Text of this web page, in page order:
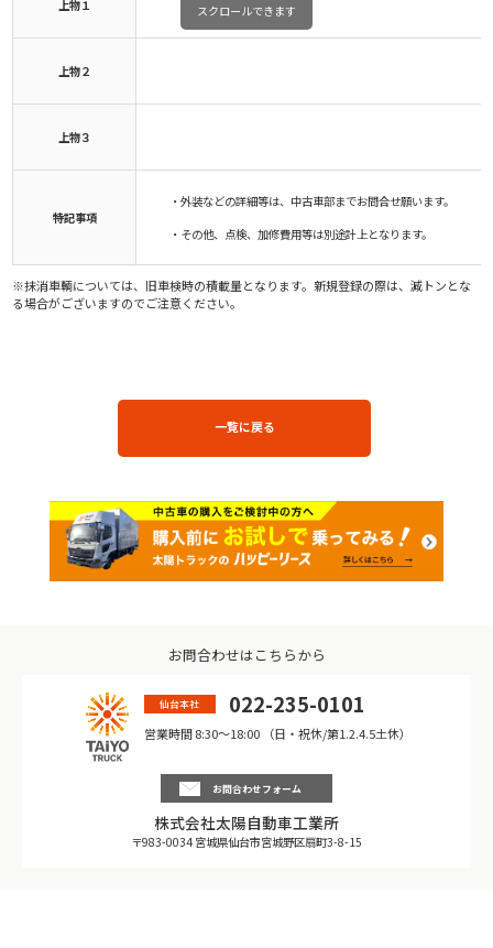
上物１
上物２
上物３
特記事項
・外装などの詳細等は、中古車部までお問合せ願います。
・その他、点検、加修費用等は別途計上となります。
スクロールできます
※抹消車輌については、旧車検時の積載量となります。新規登録の際は、減トンとな
る場合がございますのでご注意ください。
一覧に戻る
お問合わせはこちらから
仙台本社 022-235-0101
営業時間 8:30〜18:00 （日・祝休/第1.2.4.5土休）
お問合わせフォーム
株式会社太陽自動車工業所
〒983-0034 宮城県仙台市宮城野区扇町3-8-15